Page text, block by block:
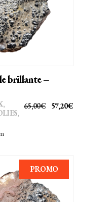
brillante –
65,00€
LE
65,00€.
57,20€LE
PROMO